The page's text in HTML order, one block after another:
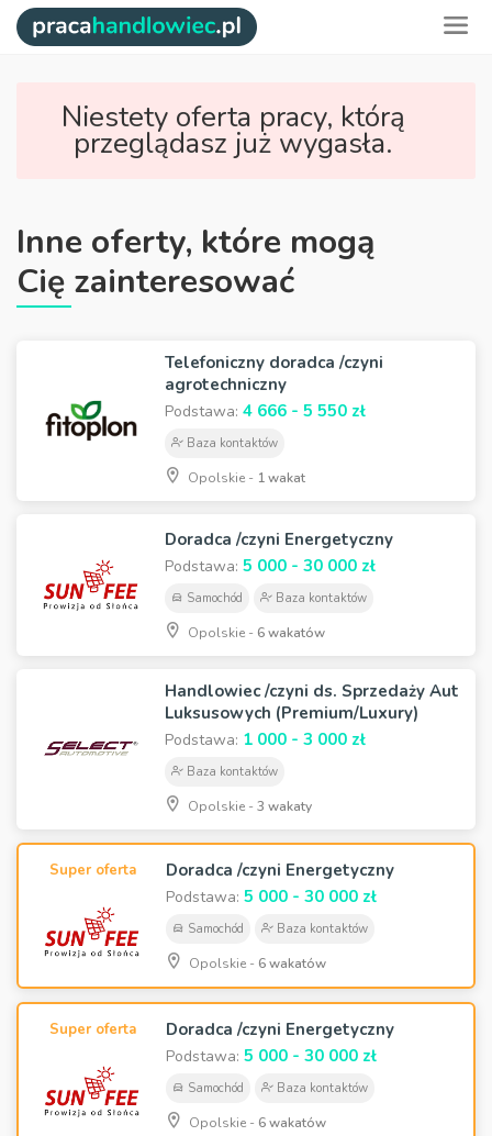
Niestety oferta pracy, którą
przeglądasz już wygasła.
Inne oferty, które mogą
Cię zainteresować
Telefoniczny doradca /czyni
agrotechniczny
Podstawa: 4 666 - 5 550 zł
Baza kontaktów
Opolskie - 1 wakat
Doradca /czyni Energetyczny
Podstawa: 5 000 - 30 000 zł
Samochód Baza kontaktów
Opolskie - 6 wakatów
Handlowiec /czyni ds. Sprzedaży Aut
Luksusowych (Premium/Luxury)
Podstawa: 1 000 - 3 000 zł
Baza kontaktów
Opolskie -3 wakaty
Super oferta Doradca /czyni Energetyczny
Podstawa: 5 000 - 30 000 zł
Samochód Baza kontaktów
Opolskie - 6 wakatów
Super oferta Doradca /czyni Energetyczny
Podstawa: 5 000 - 30 000 zł
Samochód Baza kontaktów
Opolskie - 6 wakatów